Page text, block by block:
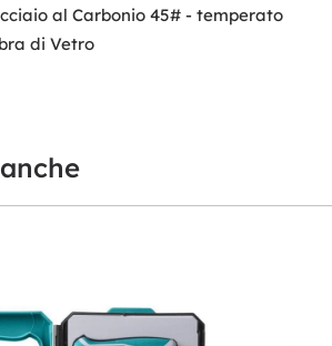
al Carbonio 45# - temperato
di Vetro